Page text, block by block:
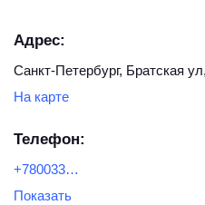
Адрес:
Санкт-Петербург, Братская
На карте
Телефон:
+7800333-11-72
Показать